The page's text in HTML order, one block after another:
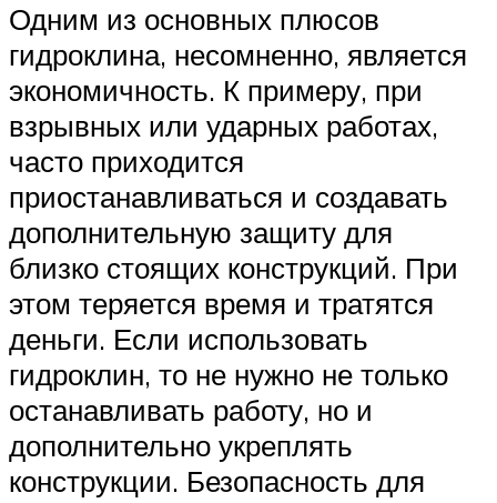
Одним из основных плюсов
гидроклина, несомненно, является
экономичность. К примеру, при
взрывных или ударных работах,
часто приходится
приостанавливаться и создавать
дополнительную защиту для
близко стоящих конструкций. При
этом теряется время и тратятся
деньги. Если использовать
гидроклин, то не нужно не только
останавливать работу, но и
дополнительно укреплять
конструкции. Безопасность для